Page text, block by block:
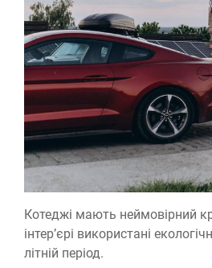
Котеджі мають неймовірний
інтер’єрі використані
літній період.